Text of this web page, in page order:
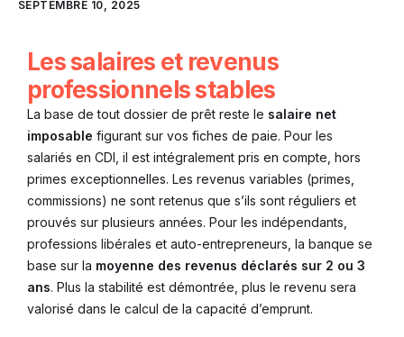
SEPTEMBRE 10, 2025
Les salaires et revenus
professionnels stables
La base de tout dossier de prêt reste le salaire net
imposable figurant sur vos fiches de paie. Pour les
salariés en CDI, il est intégralement pris en compte, hors
primes exceptionnelles. Les revenus variables (primes,
commissions) ne sont retenus que s’ils sont réguliers et
prouvés sur plusieurs années. Pour les indépendants,
professions libérales et auto-entrepreneurs, la banque se
base sur la moyenne des revenus déclarés sur 2 ou 3
ans. Plus la stabilité est démontrée, plus le revenu sera
valorisé dans le calcul de la capacité d’emprunt.